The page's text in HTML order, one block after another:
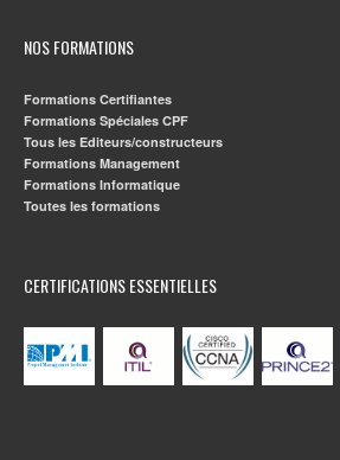
NOS FORMATIONS
Formations Certifiantes
Formations Spéciales CPF
Tous les Editeurs/constructeurs
Formations Management
Formations Informatique
Toutes les formations
CERTIFICATIONS ESSENTIELLES